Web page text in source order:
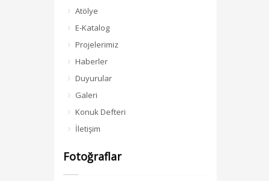
Atölye
E-Katalog
Projelerimiz
Haberler
Duyurular
Galeri
Konuk Defteri
İletişim
Fotoğraflar